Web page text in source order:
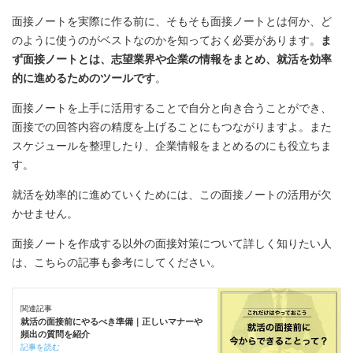
面接ノートを実際に作る前に、そもそも面接ノートとは何か、ど
のように使うのがベストなのかを知っておく必要があります。
ま
ず面接ノートとは、志望業界や企業の情報をまとめ、就活を効率
的に進めるためのツールです。
面接ノートを上手に活用することで自分と向き合うことができ、
面接での回答内容の精度を上げることにもつながりますよ。また
スケジュールを整理したり、企業情報をまとめるのにも役立ちま
す。
就活を効率的に進めていくためには、この面接ノートの活用が欠
かせません。
面接ノートを作成する以外の面接対策について詳しく知りたい人
は、こちらの記事も参考にしてください。
関連記事
就活の面接前にやるべき準備｜正しいマナーや
頻出の質問を紹介
記事を読む